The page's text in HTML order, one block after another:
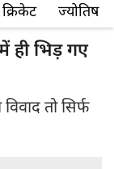
क्रिकेट ज्योतिष
ही भिड़ गए
विवाद तो सिर्फ